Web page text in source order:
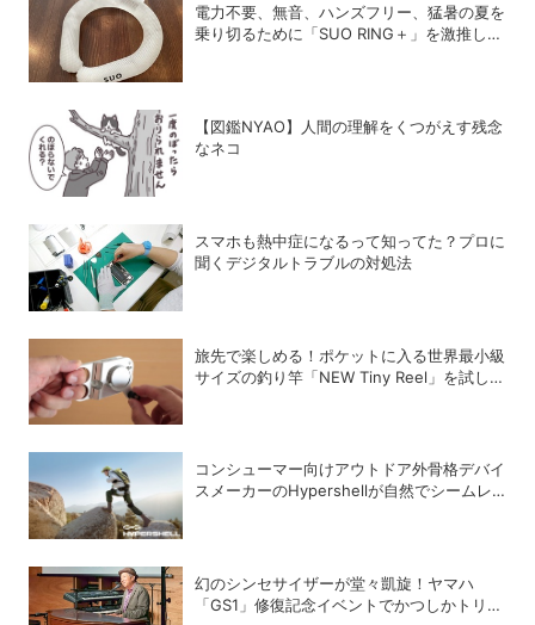
電力不要、無音、ハンズフリー、猛暑の夏を
乗り切るために「SUO RING＋」を激推しし
【図鑑NYAO】人間の理解をくつがえす残念
なネコ
スマホも熱中症になるって知ってた？プロに
聞くデジタルトラブルの対処法
旅先で楽しめる！ポケットに入る世界最小級
サイズの釣り竿「NEW Tiny Reel」を試して
コンシューマー向けアウトドア外骨格デバイ
スメーカーのHypershellが自然でシームレ
幻のシンセサイザーが堂々凱旋！ヤマハ
「GS1」修復記念イベントでかつしかトリオ